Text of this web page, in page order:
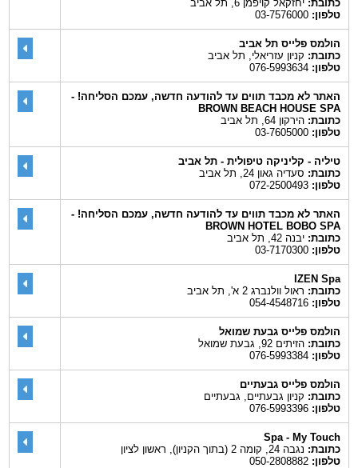
כתובת:יחזקאל קויפמן 6, תל אביב
טלפון:03-7576000
הולמס פלייס תל אביב
כתובת:קניון עזריאלי, תל אביב
טלפון:076-5993634
האתר לא מכבד תווים עד להודעה חדשה, עמכם הסליחה! -
BROWN BEACH HOUSE SPA
כתובת:הירקון 64, תל אביב
טלפון:03-7605000
טיליה - קליניקה טיפולית - תל אביב
כתובת:סעדיה גאון 24, תל אביב
טלפון:072-2500493
האתר לא מכבד תווים עד להודעה חדשה, עמכם הסליחה! -
BROWN HOTEL BOBO SPA
כתובת:יבנה 42, תל אביב
טלפון:03-7170300
IZEN Spa
כתובת:ראול וולנברג 2 א', תל אביב
טלפון:054-4548716
הולמס פלייס גבעת שמואל
כתובת:הזיתים 92, גבעת שמואל
טלפון:076-5993384
הולמס פלייס גבעתיים
כתובת:קניון גבעתיים, גבעתיים
טלפון:076-5993396
Spa - My Touch
כתובת:נגבה 24, קומה 2 (בתוך הקניון), ראשון לציון
טלפון:050-2808882